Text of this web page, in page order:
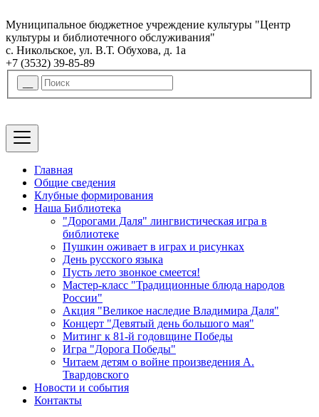
Муниципальное бюджетное учреждение культуры "Центр
культуры и библиотечного обслуживания"
с. Никольское, ул. В.Т. Обухова, д. 1а
+7 (3532) 39-85-89
Главная
Общие сведения
Клубные формирования
Наша Библиотека
"Дорогами Даля" лингвистическая игра в
библиотеке
Пушкин оживает в играх и рисунках
День русского языка
Пусть лето звонкое смеется!
Мастер-класс "Традиционные блюда народов
России"
Акция "Великое наследие Владимира Даля"
Концерт "Девятый день большого мая"
Митинг к 81-й годовщине Победы
Игра "Дорога Победы"
Читаем детям о войне произведения А.
Твардовского
Новости и события
Контакты